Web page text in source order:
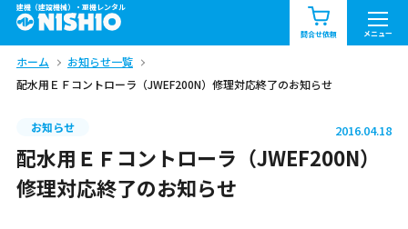
建機（建設機械）・重機レンタル
問合せ依頼 メニュー
商品一覧 お知らせ一覧
問合せ依頼リスト
北海道 東北 関東
中部 関西
ホーム
お知らせ一覧
配水用ＥＦコントローラ（JWEF200N）修理対応終了のお知らせ
お知らせ 2016.04.18
配水用ＥＦコントローラ（JWEF200N）
修理対応終了のお知らせ